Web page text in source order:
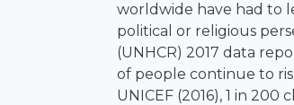
worldwide have had to
political or religious
(UNHCR) 2017 data
of people continue to
UNICEF (2016), 1 in